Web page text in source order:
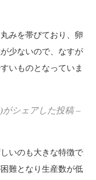
みを帯びており、卵
少ないので、なすが
いものとなっていま
がシェアした投稿 –
いのも大きな特徴で
難となり生産数が低